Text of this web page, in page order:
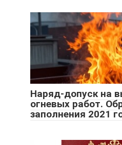
Наряд-допуск на
огневых работ.
заполнения 2021